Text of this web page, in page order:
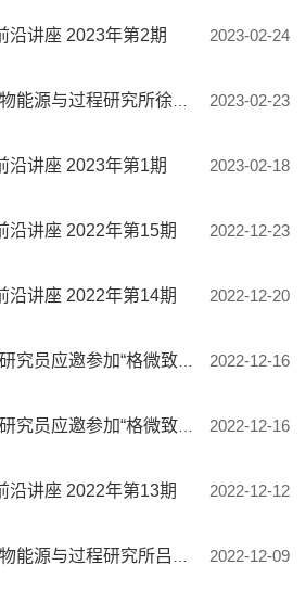
2023-02-24
沿讲座 2023年第2期
2023-02-23
徐健研究员受邀参加“格微致知”前沿讲座
2023-02-18
沿讲座 2023年第1期
2022-12-23
沿讲座 2022年第15期
2022-12-20
沿讲座 2022年第14期
2022-12-16
邀参加“格微致知”前沿讲座
2022-12-16
邀参加“格微致知”前沿讲座
2022-12-12
沿讲座 2022年第13期
2022-12-09
吕雪峰研究员受邀参加“格微致知”前沿讲座